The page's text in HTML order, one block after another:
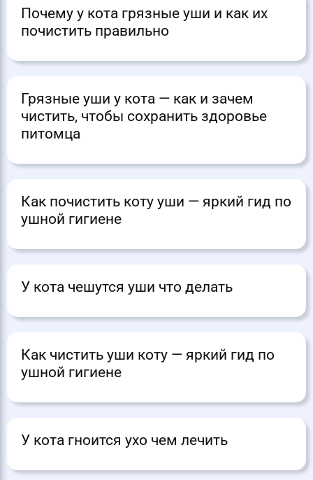
Почему у кота грязные уши и как их
почистить правильно
Грязные уши у кота — как и зачем
чистить, чтобы сохранить здоровье
питомца
Как почистить коту уши — яркий гид по
ушной гигиене
У кота чешутся уши что делать
Как чистить уши коту — яркий гид по
ушной гигиене
У кота гноится ухо чем лечить